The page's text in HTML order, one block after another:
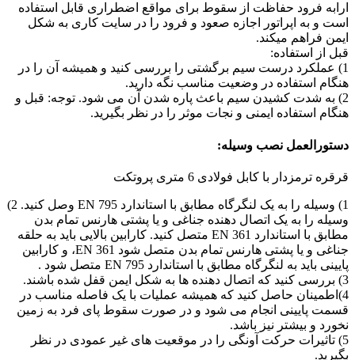
ارابه فرود حفاظت از سقوط برای مواقع اضطراری قابل استفاده
است و به اپراتور اجازه صعود و فرود را در سایت کاری به شکل
ایمن فراهم میکند.
قبل از استفاده:
1) عملکرد درست سیم برگشتی را بررسی کنید و همیشه آن را در
هنگام استفاده در وضعیت مناسب نگه دارید.
2) به شدت کشیدن سیم باعث پاره شدن آن می شود. توجه: قبل و
هنگام استفاده ایمنی و نجات موثر را در نظر بگیرید.
دستورالعمل نصب وسیله:
قرقره ترمزدار با کابل فولادی 6 متری پروتکت
1) وسیله را به یک لنگرگاه مطابق با استاندارد EN 795 وصل کنید. 2)
وسیله را به یک اتصال دهنده جناغی و یا پشتی هارنس تمام بدن
مطابق با استاندارد EN 361 متصل کنید. کارابین بالایی باید به حلقه
جناغی و یا پشتی هارنس تمام بدن متصل شود EN 361، و کارابین
پایینی باید به لنگرگاه مطابق با استاندارد EN 795 متصل شود .
3) بررسی کنید که اتصال دهنده ها به شکل ایمن قفل شده باشند.
4)اطمینان حاصل کنید که همیشه عملیات با یک فاصله مناسب در
قسمت پایینی انجام می شود و در صورت سقوط پای فرد به زمین
نخورد و بیشتر نیز باشد.
5) تاثیرات حرکت آونگی را در موقعیت های غیر عمودی در نظر
بگیرید.